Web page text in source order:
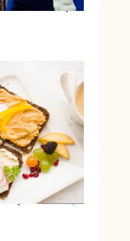
schimbări simple
dieta keto și